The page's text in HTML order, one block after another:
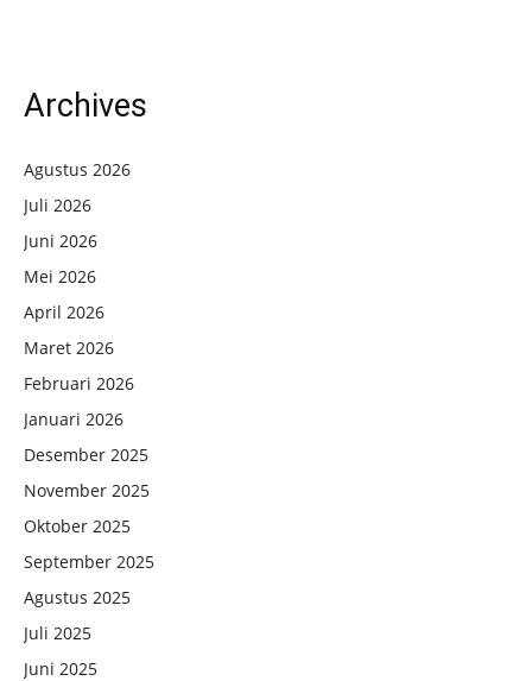
Archives
Agustus 2026
Juli 2026
Juni 2026
Mei 2026
April 2026
Maret 2026
Februari 2026
Januari 2026
Desember 2025
November 2025
Oktober 2025
September 2025
Agustus 2025
Juli 2025
Juni 2025